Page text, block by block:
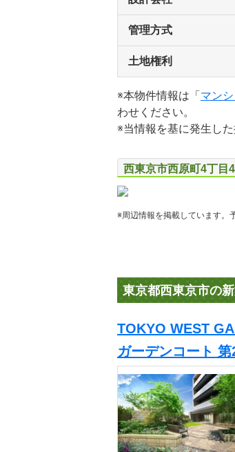
管理方式
土地権利
※本物件情報は「 マン
わせください。
※当情報を基に発生し
西東京市西原町4丁目
※周辺情報を掲載しています。
東京都西東京市の
TOKYO WEST
ガーデンコート 第